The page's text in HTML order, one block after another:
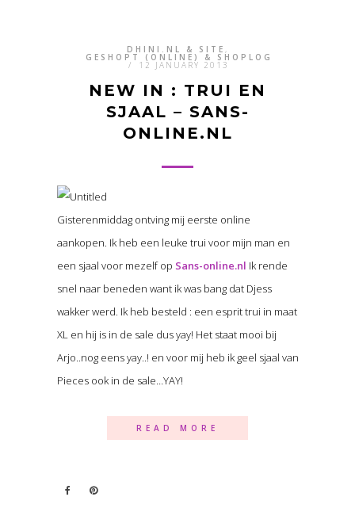
DHINI.NL & SITE ,
GESHOPT (ONLINE) & SHOPLOG
/ 12 JANUARY 2013
NEW IN : TRUI EN
SJAAL – SANS-
ONLINE.NL
Gisterenmiddag ontving mij eerste online
aankopen. Ik heb een leuke trui voor mijn man en
een sjaal voor mezelf op Sans-online.nl Ik rende
snel naar beneden want ik was bang dat Djess
wakker werd. Ik heb besteld : een esprit trui in maat
XL en hij is in de sale dus yay! Het staat mooi bij
Arjo..nog eens yay..! en voor mij heb ik geel sjaal van
Pieces ook in de sale…YAY!
READ MORE